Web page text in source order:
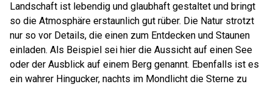
Landschaft ist lebendig und glaubhaft gestaltet und bringt
so die Atmosphäre erstaunlich gut rüber. Die Natur strotzt
nur so vor Details, die einen zum Entdecken und Staunen
einladen. Als Beispiel sei hier die Aussicht auf einen See
oder der Ausblick auf einem Berg genannt. Ebenfalls ist es
ein wahrer Hingucker, nachts im Mondlicht die Sterne zu